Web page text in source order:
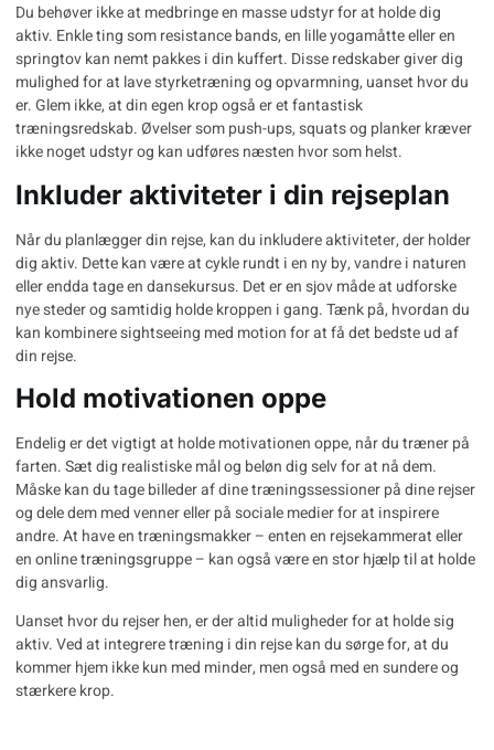
Du behøver ikke at medbringe en masse udstyr for at holde dig
aktiv. Enkle ting som resistance bands, en lille yogamåtte eller en
springtov kan nemt pakkes i din kuffert. Disse redskaber giver dig
mulighed for at lave styrketræning og opvarmning, uanset hvor du
er. Glem ikke, at din egen krop også er et fantastisk
træningsredskab. Øvelser som push-ups, squats og planker kræver
ikke noget udstyr og kan udføres næsten hvor som helst.
Inkluder aktiviteter i din rejseplan
Når du planlægger din rejse, kan du inkludere aktiviteter, der holder
dig aktiv. Dette kan være at cykle rundt i en ny by, vandre i naturen
eller endda tage en dansekursus. Det er en sjov måde at udforske
nye steder og samtidig holde kroppen i gang. Tænk på, hvordan du
kan kombinere sightseeing med motion for at få det bedste ud af
din rejse.
Hold motivationen oppe
Endelig er det vigtigt at holde motivationen oppe, når du træner på
farten. Sæt dig realistiske mål og beløn dig selv for at nå dem.
Måske kan du tage billeder af dine træningssessioner på dine rejser
og dele dem med venner eller på sociale medier for at inspirere
andre. At have en træningsmakker – enten en rejsekammerat eller
en online træningsgruppe – kan også være en stor hjælp til at holde
dig ansvarlig.
Uanset hvor du rejser hen, er der altid muligheder for at holde sig
aktiv. Ved at integrere træning i din rejse kan du sørge for, at du
kommer hjem ikke kun med minder, men også med en sundere og
stærkere krop.